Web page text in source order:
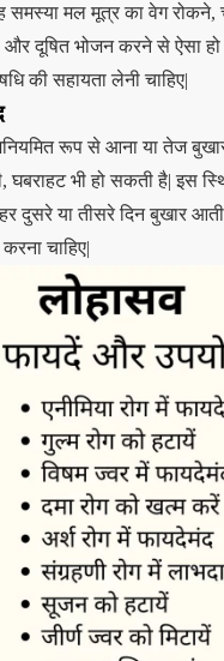
समस्या मल मूत्र का वेग रोकने,
दूषित भोजन करने से ऐसा हो
की सहायता लेनी चाहिए|
रूप से आना या तेज
घबराहट भी हो सकती है| इस
दुसरे या तीसरे दिन बुखार
चाहिए|